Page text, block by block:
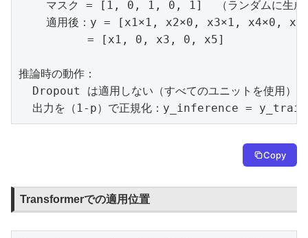
マスク = [1, 0, 1, 0, 1]  （ランダムに生成
適用後：y = [x1×1, x2×0, x3×1, x4×0,
          = [x1, 0, x3, 0, x5]
推論時の動作：
  Dropout は適用しない（すべてのユニットを使用）
出力を（1-p）で正規化：y_inference =
Copy
Transformerでの適用位置